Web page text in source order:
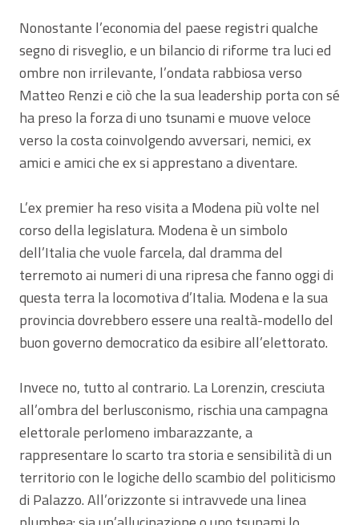
Nonostante l’economia del paese registri qualche
segno di risveglio, e un bilancio di riforme tra luci ed
ombre non irrilevante, l’ondata rabbiosa verso
Matteo Renzi e ciò che la sua leadership porta con sé
ha preso la forza di uno tsunami e muove veloce
verso la costa coinvolgendo avversari, nemici, ex
amici e amici che ex si apprestano a diventare.
L’ex premier ha reso visita a Modena più volte nel
corso della legislatura. Modena è un simbolo
dell’Italia che vuole farcela, dal dramma del
terremoto ai numeri di una ripresa che fanno oggi di
questa terra la locomotiva d’Italia. Modena e la sua
provincia dovrebbero essere una realtà-modello del
buon governo democratico da esibire all’elettorato.
Invece no, tutto al contrario. La Lorenzin, cresciuta
all’ombra del berlusconismo, rischia una campagna
elettorale perlomeno imbarazzante, a
rappresentare lo scarto tra storia e sensibilità di un
territorio con le logiche dello scambio del politicismo
di Palazzo. All’orizzonte si intravvede una linea